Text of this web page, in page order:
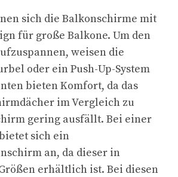
sich die Balkonschirme mit
für große Balkone. Um den
weisen die
oder ein Push-Up-System
bieten Komfort, da das
im Vergleich zu
gering ausfällt. Bei einer
sich ein
an, da dieser in
erhältlich ist. Bei diesen